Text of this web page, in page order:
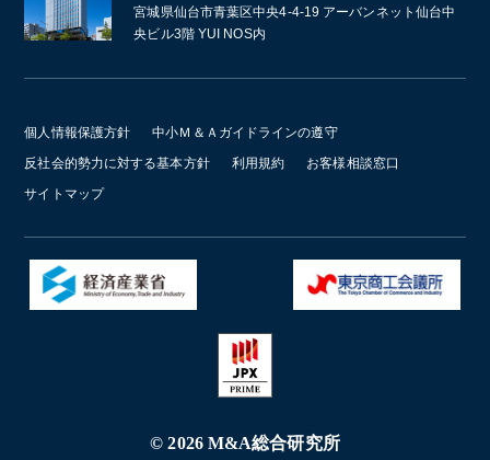
宮城県仙台市青葉区中央4-4-19 アーバンネット仙台中
央ビル3階 YUI NOS内
個人情報保護方針
中小Ｍ＆Ａガイドラインの遵守
反社会的勢力に対する基本方針
利用規約
お客様相談窓口
サイトマップ
© 2026 M&A総合研究所